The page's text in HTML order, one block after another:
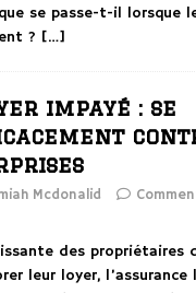
se passe-t-il lorsque
? […]
impayé : se
Mcdonalid
des propriétaires
leur loyer, l’assurance